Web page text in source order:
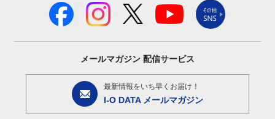
メールマガジン 配信サービス
最新情報をいち早くお届け！
I-O DATA メールマガジン